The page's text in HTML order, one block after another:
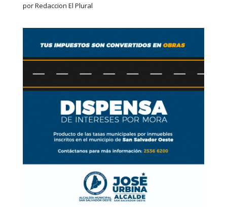
por Redaccion El Plural